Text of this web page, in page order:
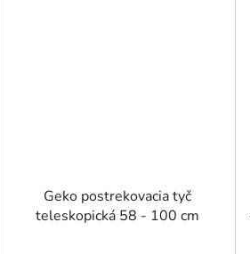
Geko postrekovacia tyč
teleskopická 58 - 100 cm